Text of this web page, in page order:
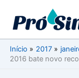
conteúdo
Início
2017
2016 bate novo